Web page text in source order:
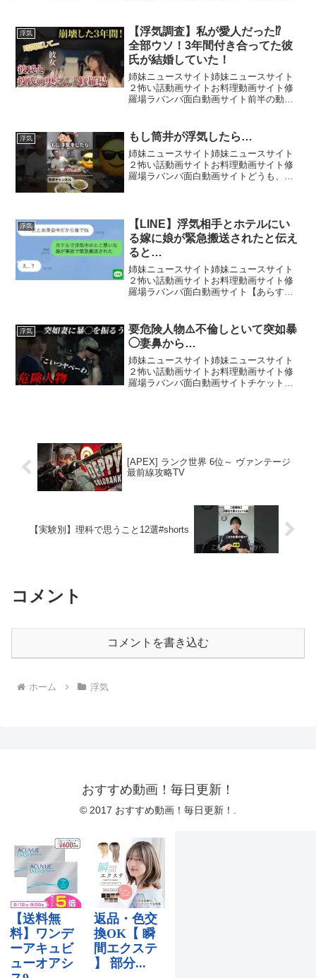
「K」 ※本編に関しましては依頼者さん
の許可のも...
浮気
【浮気調査】私が愛人だった⁉
全部ウソ！3年間付き合ってた彼
氏が結婚していた！
姉妹ニュースサイト姉妹ニュースサイト
２怖い話動画サイトお料理動画サイト修
羅場ラバンバ面白動画サイト前半の動画
【電話】0120-736-955【SNS】岡田真
弓...
浮気 もし筒井が浮気したら…
姉妹ニュースサイト姉妹ニュースサイト
２怖い話動画サイトお料理動画サイト修
羅場ラバンバ面白動画サイトどうも、筒
レゼ...
浮気
【LINE】浮気相手とホテルにい
る嫁に娘が緊急搬送されたと伝え
ると…
姉妹ニュースサイト姉妹ニュースサイト
２怖い話動画サイトお料理動画サイト修
羅場ラバンバ面白動画サイト【あらす
に連絡したが、浮気バレしたことを知り
自分の気を引くための嘘と決...
浮気
要危険人物⚠️不倫しといて突如暴
◯妻鼻から…
姉妹ニュースサイト姉妹ニュースサイト
２怖い話動画サイトお料理動画サイト修
羅場ラバンバ面白動画サイトチケットは
[APEX] ランク世界 6位～ ヴァンテージ
最前線攻略TV
【実験別】理科で思うこと12選#shorts
コメント
コメントを書き込む
ホーム 浮気
おすすめ動画！毎日更新！
© 2017 おすすめ動画！毎日更新！.